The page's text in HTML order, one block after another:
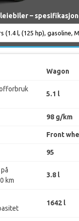
–
Wagon
5.1 l
98 g/km
Front
95
km
3.8 l
1642 l